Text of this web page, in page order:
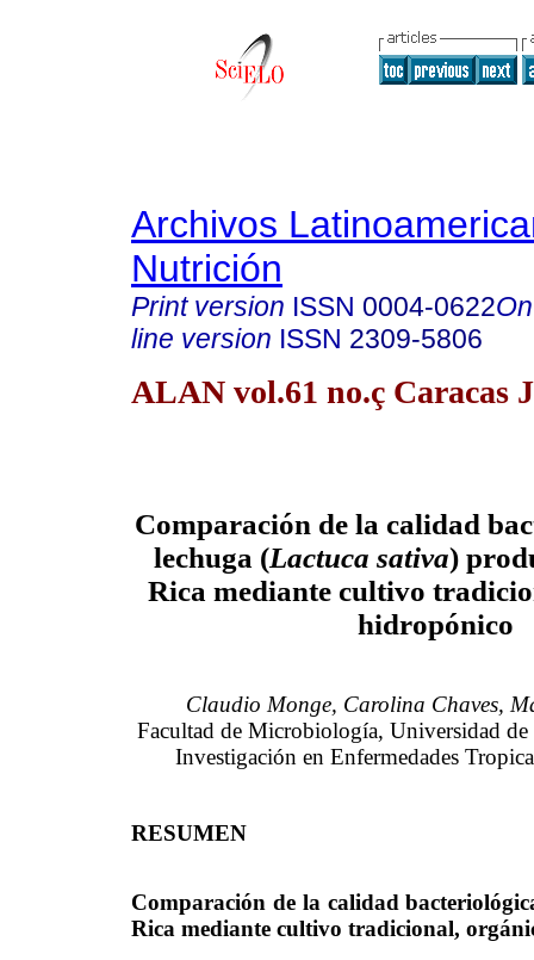
Archivos
Nutrición
Print version ISSN 0004-0622
line version ISSN 2309-5806
ALAN vol.61 no.ç Caracas
Comparación de la calidad
lechuga (Lactuca sativa)
Rica mediante cultivo
hidropónico
Claudio Monge, Carolina Chaves,
Facultad de Microbiología, Universidad de
Investigación en Enfermedades
RESUMEN
Comparación de la calidad
Rica mediante cultivo tradicional,